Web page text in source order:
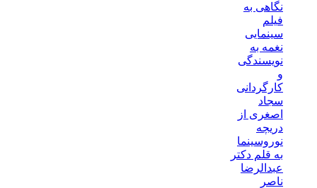
نگاهی به
فیلم
سینمایی
نغمه به
نویسندگی
و
کارگردانی
سجاد
اصغری از
دریچه
نوروسینما
به قلم دکتر
عبدالرضا
ناصر